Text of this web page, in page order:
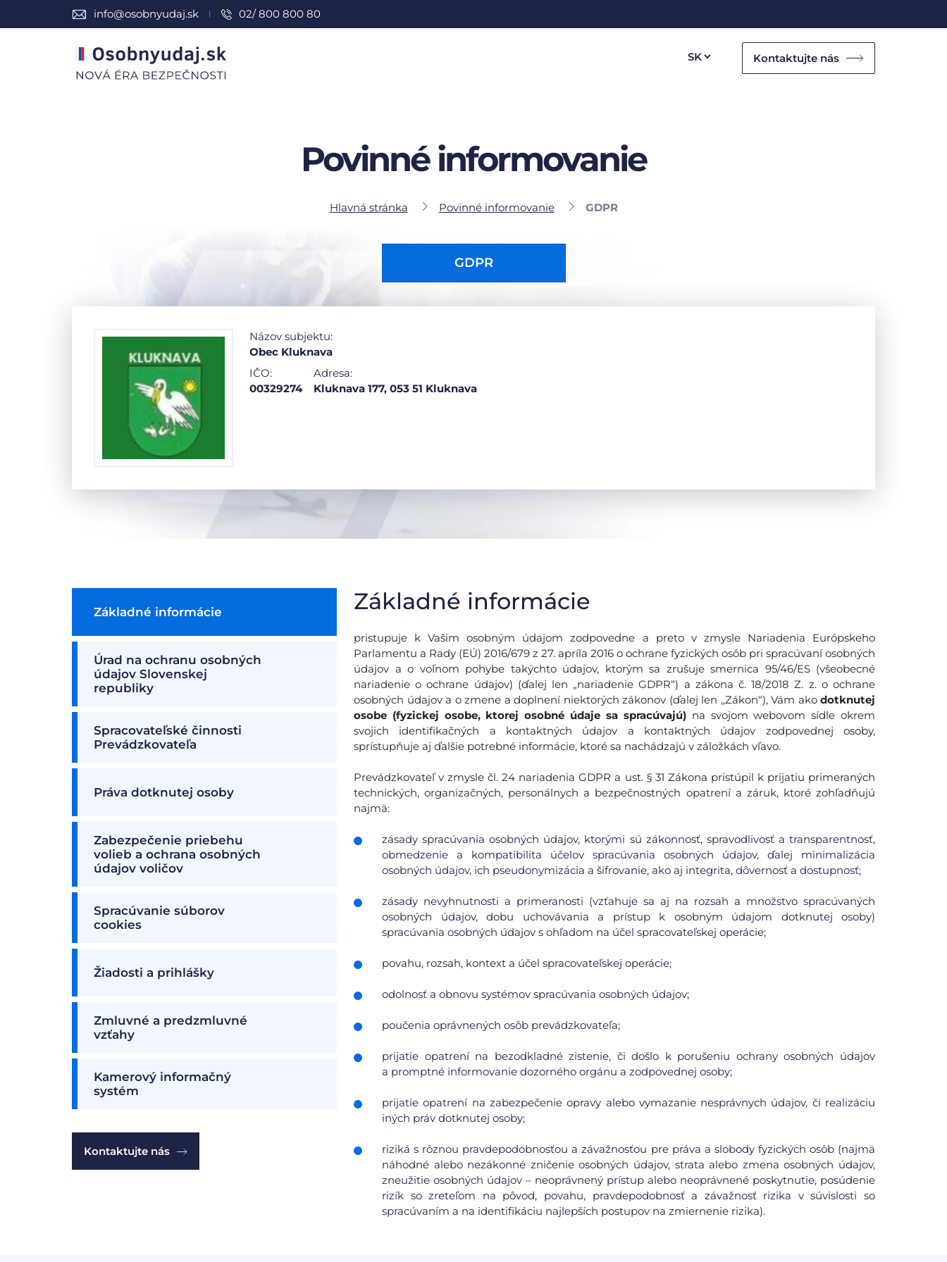
info@osobnyudaj.sk 02/ 800 800 80
Kontaktujte nás
Povinné informovanie
Hlavná stránka Povinné informovanie GDPR
GDPR
Názov subjektu:
Obec Kluknava
IČO:
00329274
Adresa:
Kluknava 177, 053 51 Kluknava
Základné informácie
Úrad na ochranu osobných
údajov Slovenskej
republiky
Spracovateľské činnosti
Prevádzkovateľa
Práva dotknutej osoby
Zabezpečenie priebehu
volieb a ochrana osobných
údajov voličov
Spracúvanie súborov
cookies
Žiadosti a prihlášky
Zmluvné a predzmluvné
vzťahy
Kamerový informačný
systém
Kontaktujte nás
Základné informácie
pristupuje k Vašim osobným údajom zodpovedne a preto v zmysle Nariadenia Európskeho
Parlamentu a Rady (EÚ) 2016/679 z 27. apríla 2016 o ochrane fyzických osôb pri spracúvaní osobných
údajov a o voľnom pohybe takýchto údajov, ktorým sa zrušuje smernica 95/46/ES (všeobecné
nariadenie o ochrane údajov) (ďalej len „nariadenie GDPR“) a zákona č. 18/2018 Z. z. o ochrane
osobných údajov a o zmene a doplnení niektorých zákonov (ďalej len ,,Zákon“), Vám ako dotknutej
osobe (fyzickej osobe, ktorej osobné údaje sa spracúvajú)na svojom webovom sídle okrem
svojich identifikačných a kontaktných údajov a kontaktných údajov zodpovednej osoby,
sprístupňuje aj ďalšie potrebné informácie, ktoré sa nachádzajú v záložkách vľavo.
Prevádzkovateľ v zmysle čl. 24 nariadenia GDPR a ust. § 31 Zákona pristúpil k prijatiu primeraných
technických, organizačných, personálnych a bezpečnostných opatrení a záruk, ktoré zohľadňujú
najmä:
zásady spracúvania osobných údajov, ktorými sú zákonnosť, spravodlivosť a transparentnosť,
obmedzenie a kompatibilita účelov spracúvania osobných údajov, ďalej minimalizácia
osobných údajov, ich pseudonymizácia a šifrovanie, ako aj integrita, dôvernosť a dostupnosť;
zásady nevyhnutnosti a primeranosti (vzťahuje sa aj na rozsah a množstvo spracúvaných
osobných údajov, dobu uchovávania a prístup k osobným údajom dotknutej osoby)
spracúvania osobných údajov s ohľadom na účel spracovateľskej operácie;
povahu, rozsah, kontext a účel spracovateľskej operácie;
odolnosť a obnovu systémov spracúvania osobných údajov;
poučenia oprávnených osôb prevádzkovateľa;
prijatie opatrení na bezodkladné zistenie, či došlo k porušeniu ochrany osobných údajov
a promptné informovanie dozorného orgánu a zodpovednej osoby;
prijatie opatrení na zabezpečenie opravy alebo vymazanie nesprávnych údajov, či realizáciu
iných práv dotknutej osoby;
riziká s rôznou pravdepodobnosťou a závažnosťou pre práva a slobody fyzických osôb (najmä
náhodné alebo nezákonné zničenie osobných údajov, strata alebo zmena osobných údajov,
zneužitie osobných údajov – neoprávnený prístup alebo neoprávnené poskytnutie, posúdenie
rizík so zreteľom na pôvod, povahu, pravdepodobnosť a závažnosť rizika v súvislosti so
spracúvaním a na identifikáciu najlepších postupov na zmiernenie rizika).